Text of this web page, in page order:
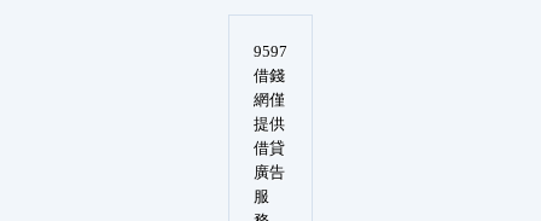
9597
借錢
網僅
提供
借貸
廣告
服